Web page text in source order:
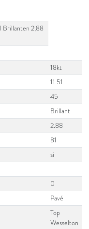
Brillanten 2,88
18kt
11.51
45
Brillant
2.88
81
si
0
Pavé
Top
Wesselton